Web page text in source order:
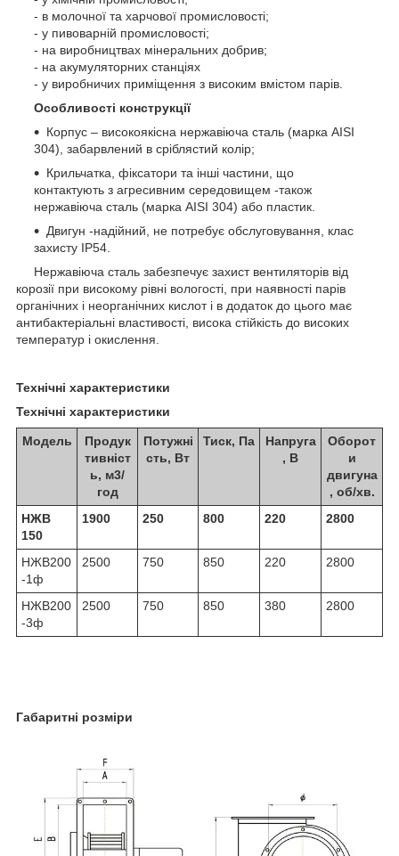
- в молочної та харчової промисловості;
- у пивоварній промисловості;
- на виробництвах мінеральних добрив;
- на акумуляторних станціях
- у виробничих приміщення з високим вмістом парів.
Особливості конструкції
Корпус – високоякісна нержавіюча сталь (марка AISI
304), забарвлений в сріблястий колір;
Крильчатка, фіксатори та інші частини, що
контактують з агресивним середовищем -також
нержавіюча сталь (марка AISI 304) або пластик.
Двигун -надійний, не потребує обслуговування, клас
захисту IP54.
Нержавіюча сталь забезпечує захист вентиляторів від
корозії при високому рівні вологості, при наявності парів
органічних і неорганічних кислот і в додаток до цього має
антибактеріальні властивості, висока стійкість до високих
температур і окислення.
Технічні характеристики
Технічні характеристики
Модель
Продук
тивніст
ь, м3/
год
Потужні
сть, Вт
Тиск, Па
Напруга
, В
Оборот
и
двигуна
, об/хв.
НЖВ
150
1900 250 800 220 2800
НЖВ200
-1ф
2500 750 850 220 2800
НЖВ200
-3ф
2500 750 850 380 2800
Габаритні розміри